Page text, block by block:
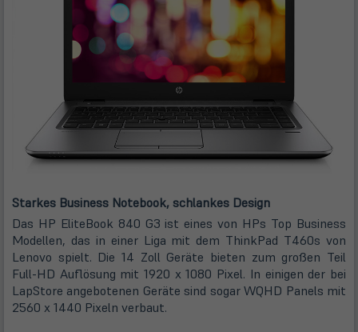
Starkes Business Notebook, schlankes Design
Das HP EliteBook 840 G3 ist eines von HPs Top Business
Modellen, das in einer Liga mit dem ThinkPad T460s von
Lenovo spielt. Die 14 Zoll Geräte bieten zum großen Teil
Full-HD Auflösung mit 1920 x 1080 Pixel. In einigen der bei
LapStore angebotenen Geräte sind sogar WQHD Panels mit
2560 x 1440 Pixeln verbaut.